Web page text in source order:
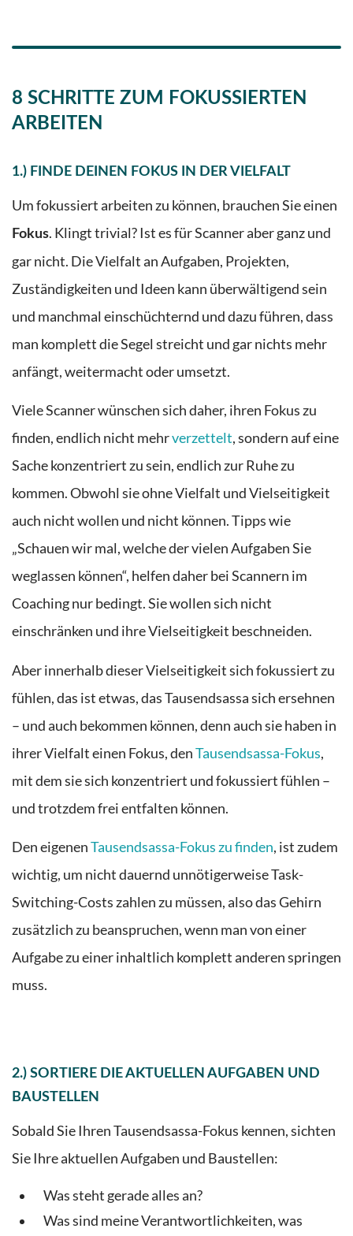
8 SCHRITTE ZUM FOKUSSIERTEN
ARBEITEN
1.) FINDE DEINEN FOKUS IN DER VIELFALT
Um fokussiert arbeiten zu können, brauchen Sie einen
Fokus. Klingt trivial? Ist es für Scanner aber ganz und
gar nicht. Die Vielfalt an Aufgaben, Projekten,
Zuständigkeiten und Ideen kann überwältigend sein
und manchmal einschüchternd und dazu führen, dass
man komplett die Segel streicht und gar nichts mehr
anfängt, weitermacht oder umsetzt.
Viele Scanner wünschen sich daher, ihren Fokus zu
finden, endlich nicht mehrverzettelt, sondern auf eine
Sache konzentriert zu sein, endlich zur Ruhe zu
kommen. Obwohl sie ohne Vielfalt und Vielseitigkeit
auch nicht wollen und nicht können. Tipps wie
„Schauen wir mal, welche der vielen Aufgaben Sie
weglassen können“, helfen daher bei Scannern im
Coaching nur bedingt. Sie wollen sich nicht
einschränken und ihre Vielseitigkeit beschneiden.
Aber innerhalb dieser Vielseitigkeit sich fokussiert zu
fühlen, das ist etwas, das Tausendsassa sich ersehnen
– und auch bekommen können, denn auch sie haben in
ihrer Vielfalt einen Fokus, denTausendsassa-Fokus,
mit dem sie sich konzentriert und fokussiert fühlen –
und trotzdem frei entfalten können.
Den eigenenTausendsassa-Fokus zu finden, ist zudem
wichtig, um nicht dauernd unnötigerweise Task-
Switching-Costs zahlen zu müssen, also das Gehirn
zusätzlich zu beanspruchen, wenn man von einer
Aufgabe zu einer inhaltlich komplett anderen springen
muss.
2.) SORTIERE DIE AKTUELLEN AUFGABEN UND
BAUSTELLEN
Sobald Sie Ihren Tausendsassa-Fokus kennen, sichten
Sie Ihre aktuellen Aufgaben und Baustellen:
Was steht gerade alles an?
Was sind meine Verantwortlichkeiten, was